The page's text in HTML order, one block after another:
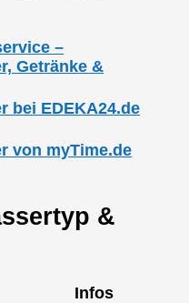
–
Getränke &
bei EDEKA24.de
von myTime.de
&
Infos